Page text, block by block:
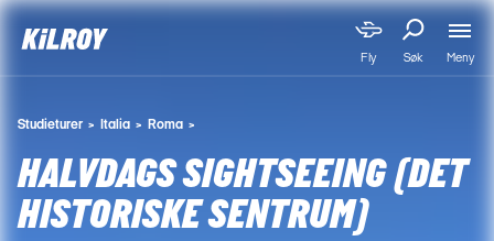
Fly Søk Meny
Studieturer Italia Roma
HALVDAGS SIGHTSEEING (DET
HISTORISKE SENTRUM)